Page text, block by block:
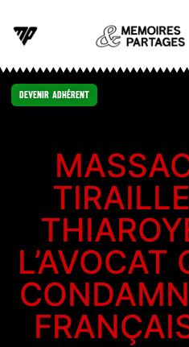
Devenir Adhérent
L’AVOCAT